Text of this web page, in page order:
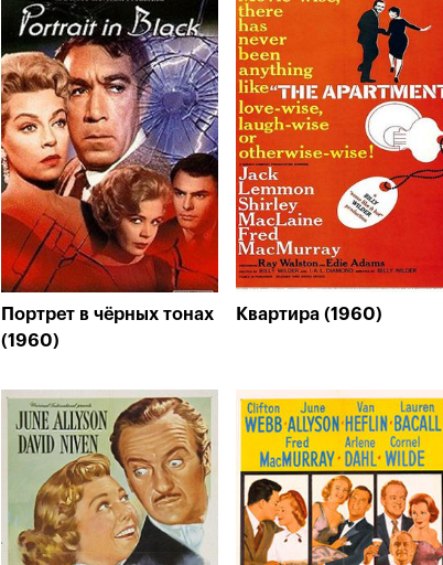
Портрет в чёрных тонах
(1960)
Квартира (1960)